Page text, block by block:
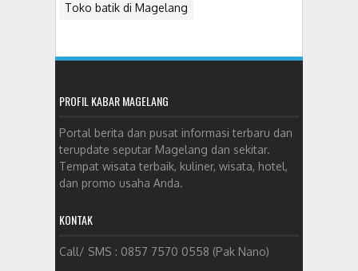
Toko batik di Magelang
PROFIL KABAR MAGELANG
Portal berita dan pusat informasi terbaru dan
terupdate seputar Magelang dan sekitar.
Tempat wisata terbaik, kuliner, wisata, hotel,
dan promo usaha Anda.
KONTAK
Call/ SMS : 0857 7570 0558 (Pak Nano)